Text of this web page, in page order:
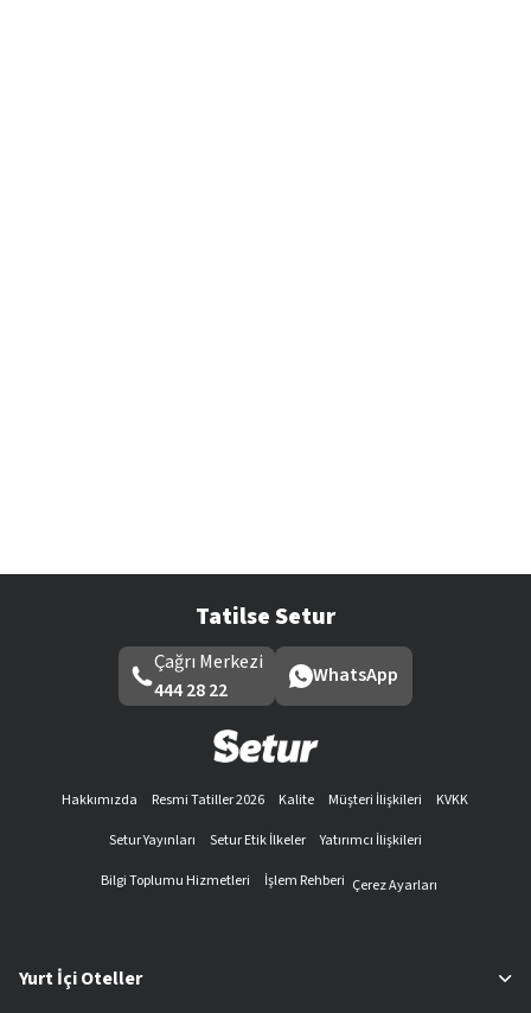
Tatilse Setur
Çağrı Merkezi
444 28 22
WhatsApp
Hakkımızda Resmi Tatiller 2026 Kalite Müşteri İlişkileri
KVKK
Setur Yayınları
Setur Etik İlkeler
Yatırımcı İlişkileri
Bilgi Toplumu Hizmetleri
İşlem Rehberi Çerez Ayarları
Yurt İçi Oteller